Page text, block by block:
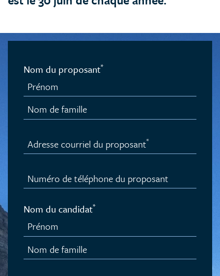
Nom du proposant*
Prénom
Nom de famille
Adresse courriel du proposant*
Numéro de téléphone du proposant
Nom du candidat*
Prénom
Nom de famille